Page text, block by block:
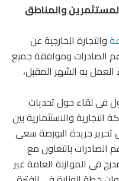
والمناطق
والتجارة الخارجية عن
الصادرات وموافقة جميع
العمل به الشهر المقبل،
فى لقاء حول تحديات
التجارية والاستثمارية بين
جريدة البورصة سعى
الصادرات بالتعاون مع
فى الموازنة العامة غير